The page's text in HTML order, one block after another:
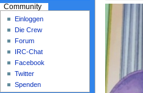
Community
Einloggen
Die Crew
Forum
IRC-Chat
Facebook
Twitter
Spenden